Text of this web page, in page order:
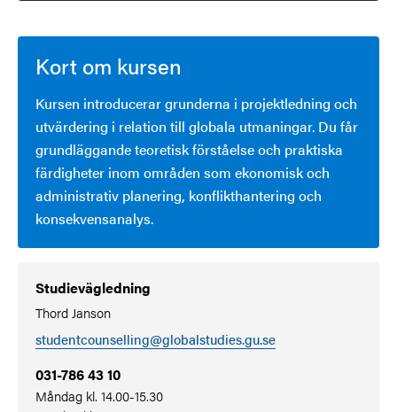
Kort om kursen
Kursen introducerar grunderna i projektledning och
utvärdering i relation till globala utmaningar. Du får
grundläggande teoretisk förståelse och praktiska
färdigheter inom områden som ekonomisk och
administrativ planering, konflikthantering och
konsekvensanalys.
Studievägledning
Thord Janson
studentcounselling@globalstudies.gu.se
031-786 43 10
Måndag kl. 14.00-15.30